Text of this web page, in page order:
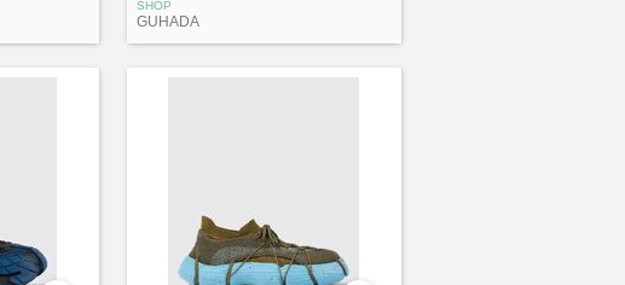
SHOP
GUHADA